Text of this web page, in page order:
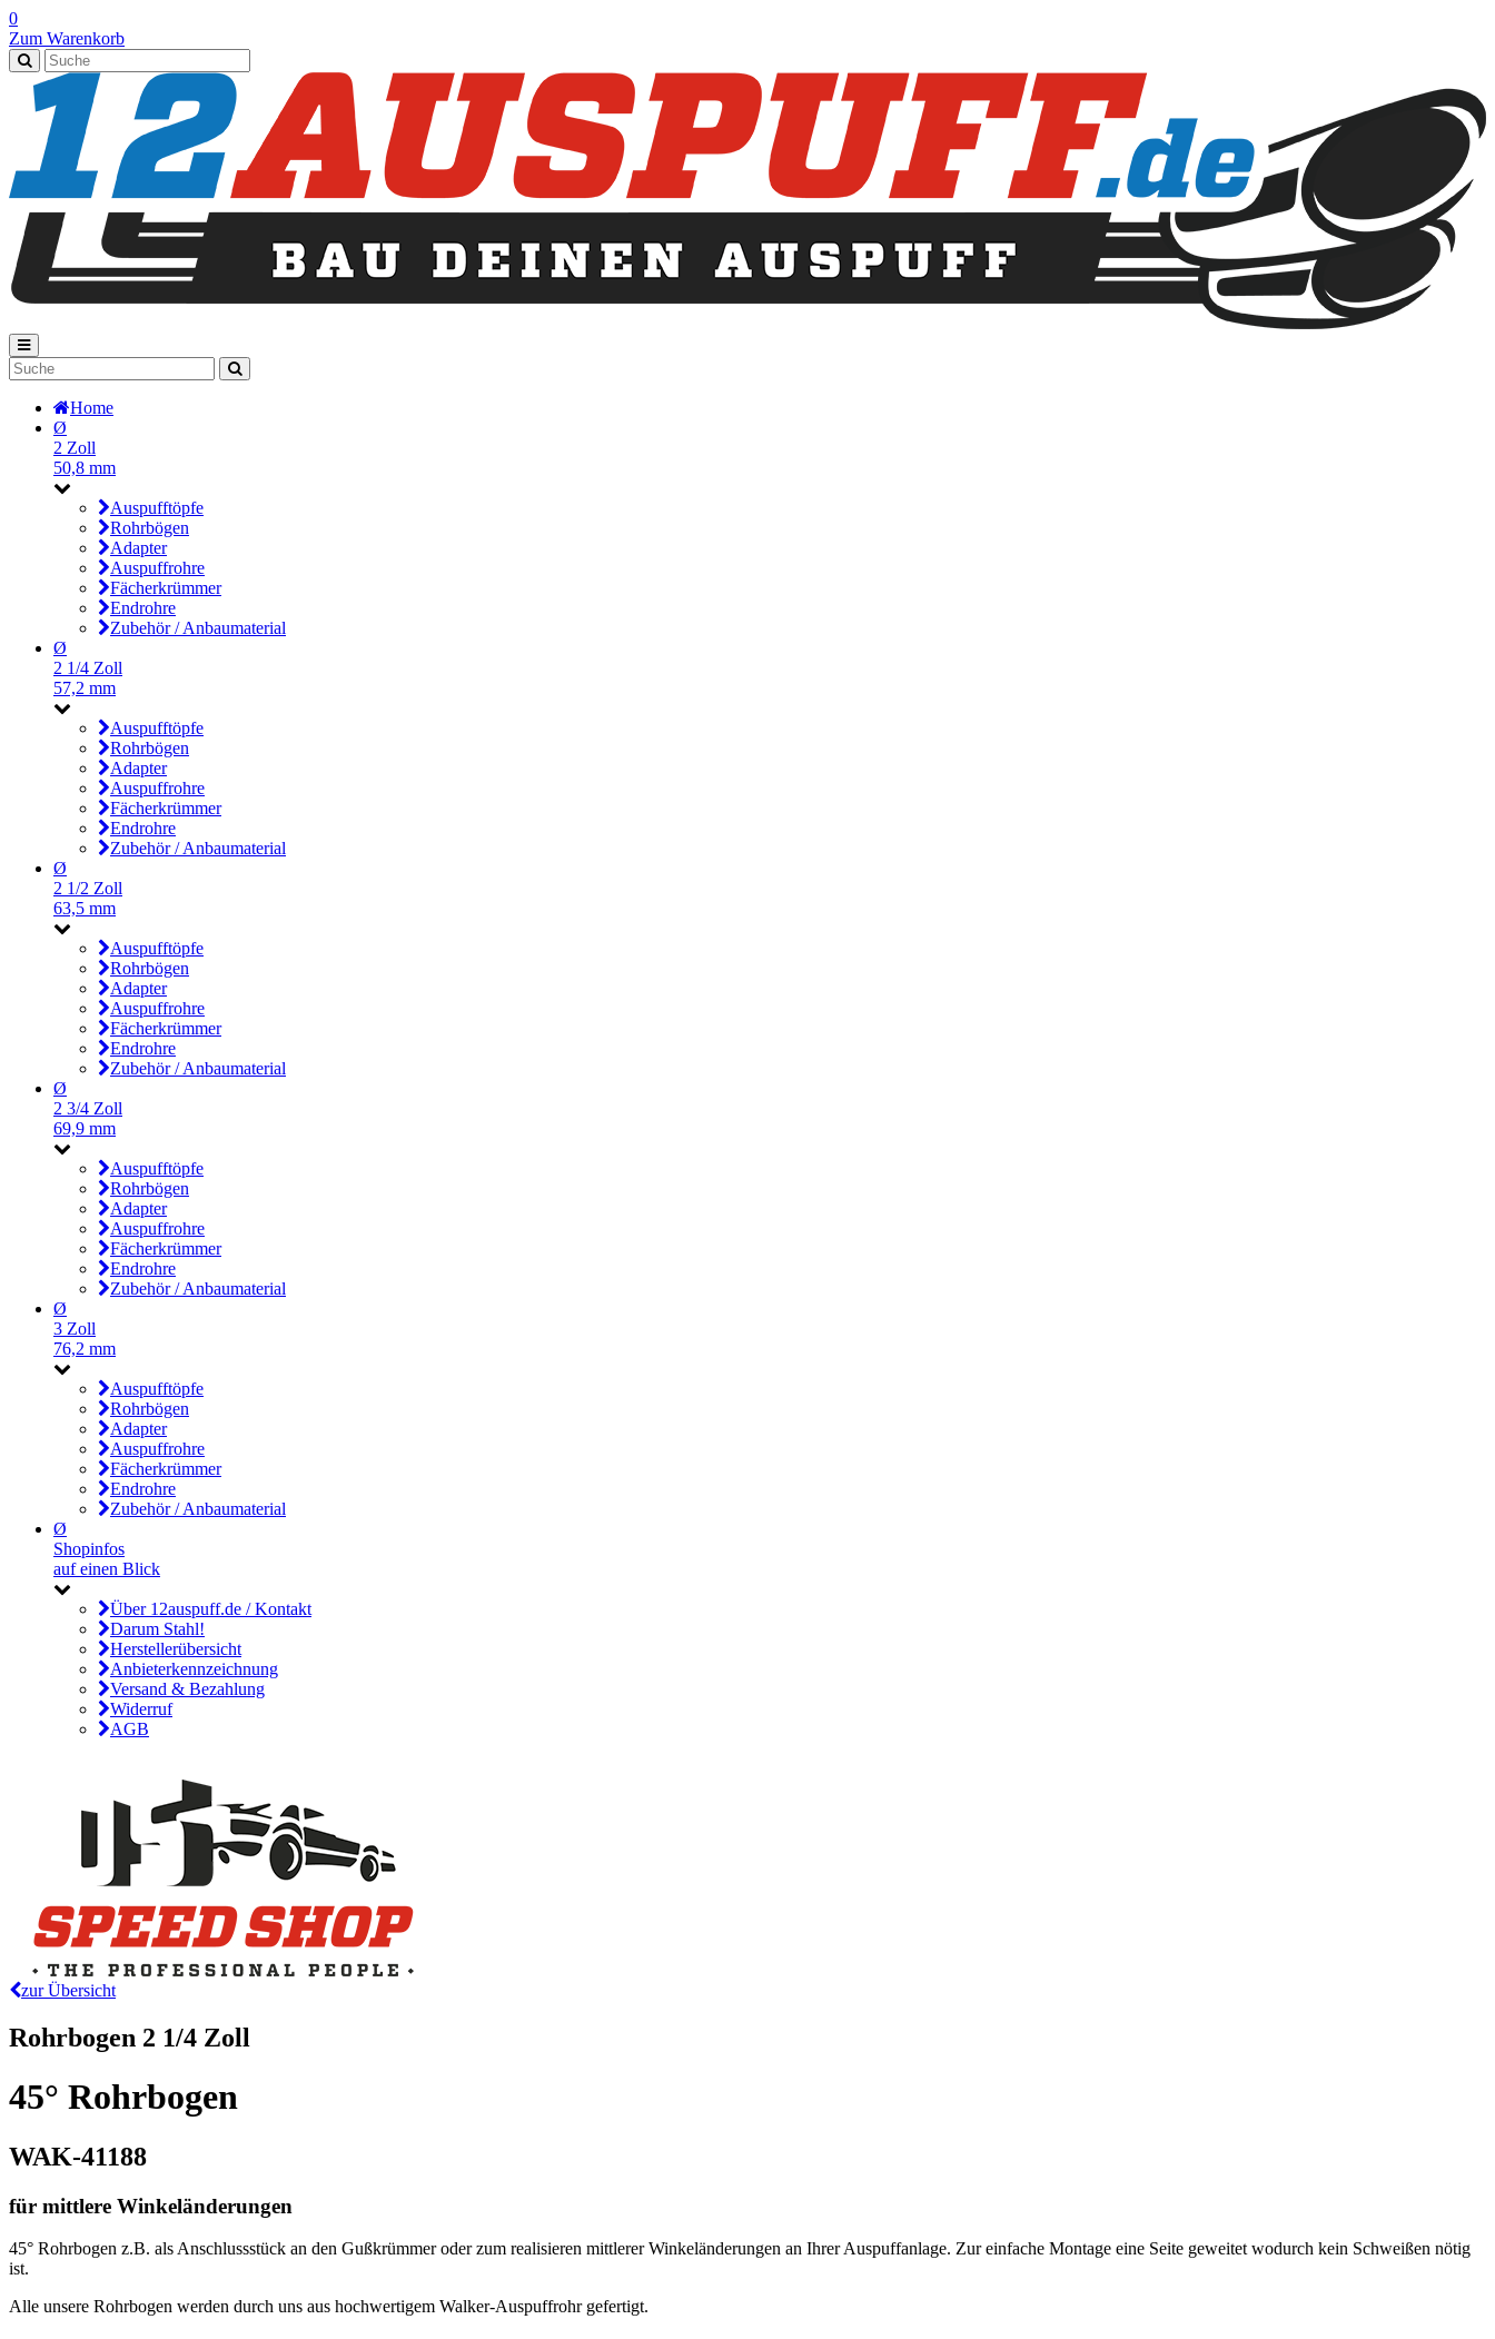
0
Zum Warenkorb
Home
Ø
2 Zoll
50,8 mm
Auspufftöpfe
Rohrbögen
Adapter
Auspuffrohre
Fächerkrümmer
Endrohre
Zubehör / Anbaumaterial
Ø
2 1/4 Zoll
57,2 mm
Auspufftöpfe
Rohrbögen
Adapter
Auspuffrohre
Fächerkrümmer
Endrohre
Zubehör / Anbaumaterial
Ø
2 1/2 Zoll
63,5 mm
Auspufftöpfe
Rohrbögen
Adapter
Auspuffrohre
Fächerkrümmer
Endrohre
Zubehör / Anbaumaterial
Ø
2 3/4 Zoll
69,9 mm
Auspufftöpfe
Rohrbögen
Adapter
Auspuffrohre
Fächerkrümmer
Endrohre
Zubehör / Anbaumaterial
Ø
3 Zoll
76,2 mm
Auspufftöpfe
Rohrbögen
Adapter
Auspuffrohre
Fächerkrümmer
Endrohre
Zubehör / Anbaumaterial
Ø
Shopinfos
auf einen Blick
Über 12auspuff.de / Kontakt
Darum Stahl!
Herstellerübersicht
Anbieterkennzeichnung
Versand & Bezahlung
Widerruf
AGB
zur Übersicht
Rohrbogen 2 1/4 Zoll
45° Rohrbogen
WAK-41188
für mittlere Winkeländerungen
45° Rohrbogen z.B. als Anschlussstück an den Gußkrümmer oder zum realisieren mittlerer Winkeländerungen an Ihrer Auspuffanlage. Zur einfache Montage eine Seite geweitet wodurch kein Schweißen nötig
ist.
Alle unsere Rohrbogen werden durch uns aus hochwertigem Walker-Auspuffrohr gefertigt.